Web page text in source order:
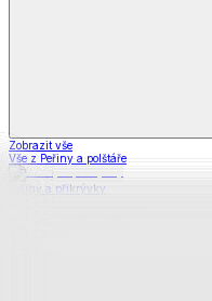
Zobrazit vše
Vše z Peřiny a polštáře
Peřiny a přikrývky